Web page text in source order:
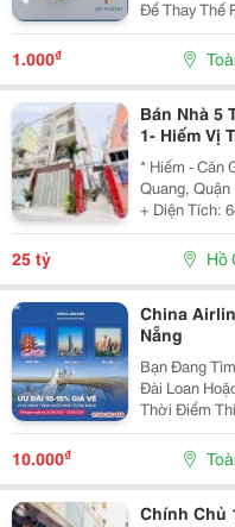
Để Thay Thế
Trong Thi
Chỉ Cần
Trước...
1.000₫
Bán Nhà 5
1- Hiếm Vị
Đẹp- Chính
* Hiếm - Căn
Quang, Quận
+ Diện Tích:
Mới Btct -
Hoàn Công
25 tỷ Hồ
China
Nẵng
Bạn Đang
Đài Loan
Thời Điểm
Cuối Năm
15% Giá
10.000₫
Chính Chủ